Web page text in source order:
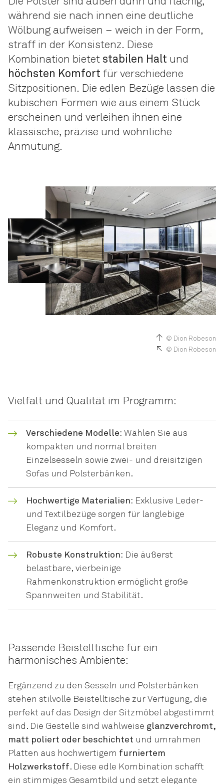
während sie nach innen eine deutliche
Wölbung aufweisen – weich in der Form,
straff in der Konsistenz. Diese
Kombination bietet stabilen Halt und
höchsten Komfort für verschiedene
Sitzpositionen. Die edlen Bezüge lassen die
kubischen Formen wie aus einem Stück
erscheinen und verleihen ihnen eine
klassische, präzise und wohnliche
Anmutung.
© Dion Robeson
© Dion Robeson
Vielfalt und Qualität im Programm:
Verschiedene Modelle: Wählen Sie aus
kompakten und normal breiten
Einzelsesseln sowie zwei- und dreisitzigen
Sofas und Polsterbänken.
Hochwertige Materialien: Exklusive Leder-
und Textilbezüge sorgen für langlebige
Eleganz und Komfort.
Robuste Konstruktion: Die äußerst
belastbare, vierbeinige
Rahmenkonstruktion ermöglicht große
Spannweiten und Stabilität.
Passende Beistelltische für ein
harmonisches Ambiente:
Ergänzend zu den Sesseln und Polsterbänken
stehen stilvolle Beistelltische zur Verfügung, die
perfekt auf das Design der Sitzmöbel abgestimmt
sind. Die Gestelle sind wahlweise glanzverchromt,
matt poliert oder beschichtet und umrahmen
Platten aus hochwertigem furniertem
Holzwerkstoff. Diese edle Kombination schafft
ein stimmiges Gesamtbild und setzt elegante